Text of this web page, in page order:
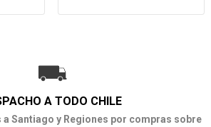
A TODO CHILE
Santiago y Regiones por compras sobre